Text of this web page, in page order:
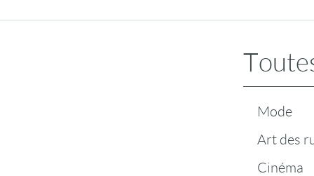
Mode
Art des
Cinéma